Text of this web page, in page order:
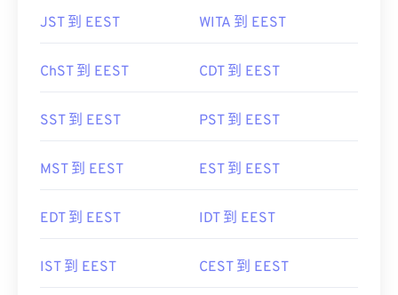
JST 到 EEST WITA 到 EEST
ChST 到 EEST CDT 到 EEST
SST 到 EEST PST 到 EEST
MST 到 EEST EST 到 EEST
EDT 到 EEST IDT 到 EEST
IST 到 EEST CEST 到 EEST